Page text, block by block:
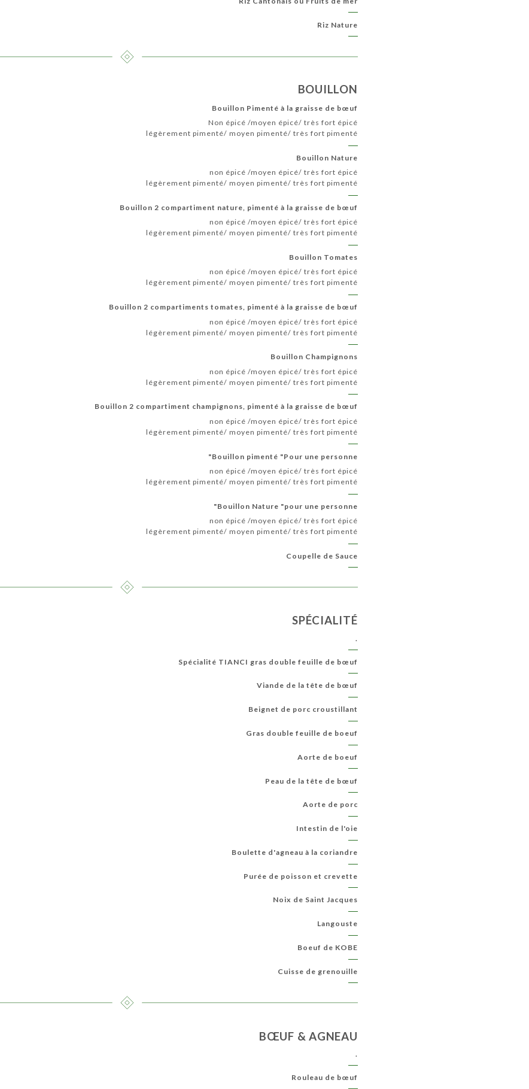
Riz Nature
BOUILLON
Bouillon Pimenté à la graisse de bœuf
Non épicé /moyen épicé/ très fort épicé
légèrement pimenté/ moyen pimenté/ très fort pimenté
Bouillon Nature
non épicé /moyen épicé/ très fort épicé
légèrement pimenté/ moyen pimenté/ très fort pimenté
Bouillon 2 compartiment nature, pimenté à la graisse de bœuf
non épicé /moyen épicé/ très fort épicé
légèrement pimenté/ moyen pimenté/ très fort pimenté
Bouillon Tomates
non épicé /moyen épicé/ très fort épicé
légèrement pimenté/ moyen pimenté/ très fort pimenté
Bouillon 2 compartiments tomates, pimenté à la graisse de bœuf
non épicé /moyen épicé/ très fort épicé
légèrement pimenté/ moyen pimenté/ très fort pimenté
Bouillon Champignons
non épicé /moyen épicé/ très fort épicé
légèrement pimenté/ moyen pimenté/ très fort pimenté
Bouillon 2 compartiment champignons, pimenté à la graisse de bœuf
non épicé /moyen épicé/ très fort épicé
légèrement pimenté/ moyen pimenté/ très fort pimenté
Bouillon pimenté "Pour une personne"
non épicé /moyen épicé/ très fort épicé
légèrement pimenté/ moyen pimenté/ très fort pimenté
Bouillon Nature "pour une personne"
non épicé /moyen épicé/ très fort épicé
légèrement pimenté/ moyen pimenté/ très fort pimenté
Coupelle de Sauce
SPÉCIALITÉ
.
Spécialité TIANCI gras double feuille de bœuf
Viande de la tête de bœuf
Beignet de porc croustillant
Gras double feuille de boeuf
Aorte de boeuf
Peau de la tête de bœuf
Aorte de porc
Intestin de l'oie
Boulette d'agneau à la coriandre
Purée de poisson et crevette
Noix de Saint Jacques
Langouste
Boeuf de KOBE
Cuisse de grenouille
BŒUF & AGNEAU
.
Rouleau de bœuf